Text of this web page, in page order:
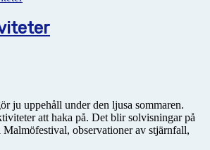
ju uppehåll under den ljusa sommaren.
att haka på. Det blir solvisningar på
observationer av stjärnfall,